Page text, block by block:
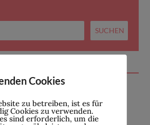
sind wieder da!
APRIL 2026
Cookies
zu betreiben, ist es für
Cookies zu verwenden.
sind erforderlich, um die